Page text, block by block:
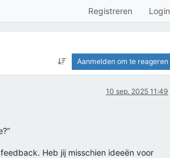
Registreren Login
Aanmelden om te reageren
10 sep. 2025 11:49
Heb jij misschien ideeën voor